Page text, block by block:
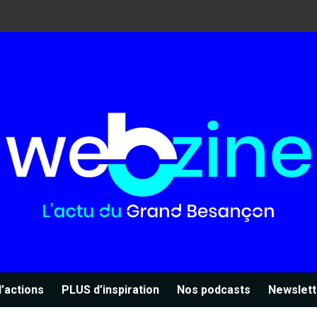
PLUS d’inspiration Nos podcasts